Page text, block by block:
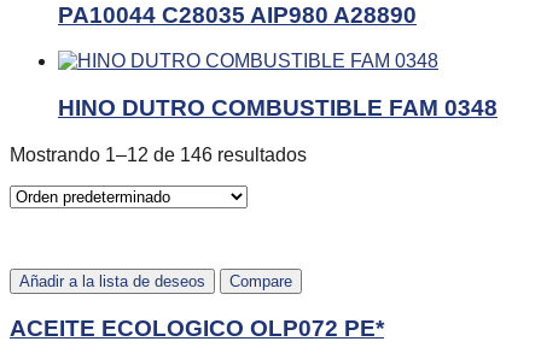
PA10044 C28035 AIP980 A28890
HINO DUTRO COMBUSTIBLE FAM 0348
Mostrando 1–12 de 146 resultados
Añadir a la lista de deseos Compare
ACEITE ECOLOGICO OLP072 PE*